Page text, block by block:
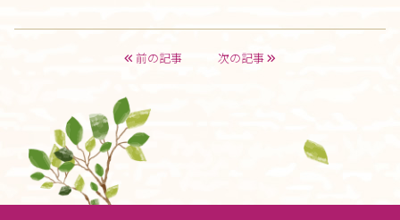
前の記事 次の記事